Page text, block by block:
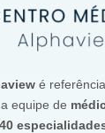
é
equipe de
40